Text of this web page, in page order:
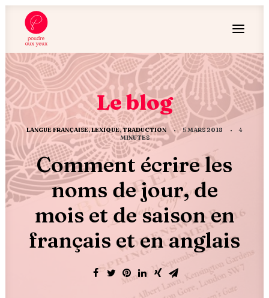
Le blog
LANGUE FRANÇAISE,LEXIQUE,TRADUCTION • 5 MARS 2018 •
4
MINUTES
Comment écrire les
noms de jour, de
mois et de saison en
français et en anglais